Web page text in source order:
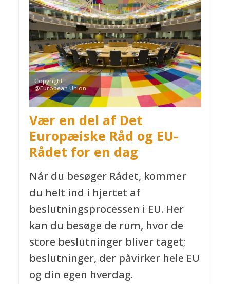
Copyright:
@European Union
Vær en del af Det
Europæiske Råd og EU-
Rådet for en dag
Når du besøger Rådet, kommer
du helt ind i hjertet af
beslutningsprocessen i EU. Her
kan du besøge de rum, hvor de
store beslutninger bliver taget;
beslutninger, der påvirker hele EU
og din egen hverdag.